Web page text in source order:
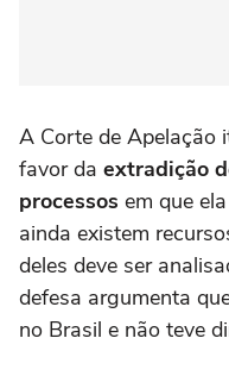
A Corte de Apelação
favor da extradição
processos em que
ainda existem
deles deve ser
defesa argumenta
no Brasil e não teve